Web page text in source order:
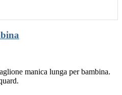
manica lunga per bambina.